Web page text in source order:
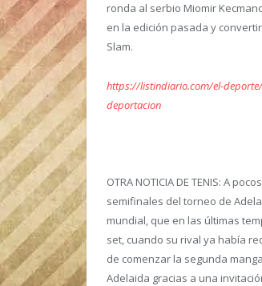
ronda al serbio Miomir
en la edición pasada y
Slam.
https://listindiario.com/el-
deportacion
OTRA NOTICIA DE TENIS: A
semifinales del torneo de
mundial, que en las últimas
set, cuando su rival ya había
de comenzar la segunda
Adelaida gracias a una